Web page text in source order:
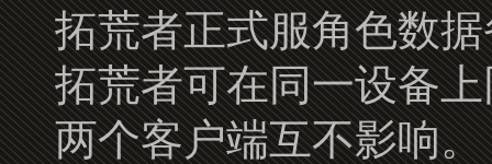
拓荒者正式服角色数
拓荒者可在同一设备
两个客户端互不影响。